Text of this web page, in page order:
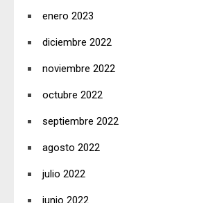
enero 2023
diciembre 2022
noviembre 2022
octubre 2022
septiembre 2022
agosto 2022
julio 2022
junio 2022